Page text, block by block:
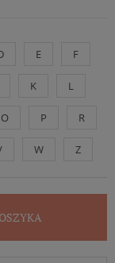
E F
K L
O P R
W Z